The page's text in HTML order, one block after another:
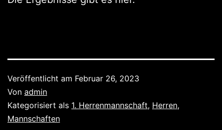
Veröffentlicht am Februar 26, 2023
Von admin
Kategorisiert als 1. Herrenmannschaft, Herren,
Mannschaften